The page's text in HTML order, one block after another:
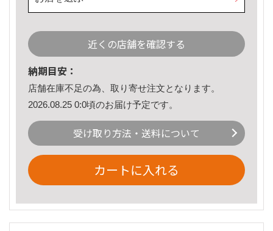
近くの店舗を確認する
納期目安：
店舗在庫不足の為、取り寄せ注文となります。
2026.08.25 0:0頃のお届け予定です。
受け取り方法・送料について
カートに入れる